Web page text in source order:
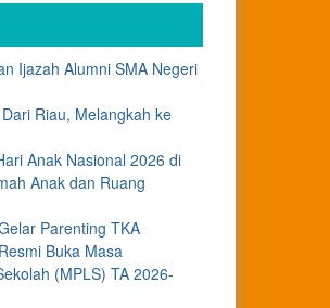
Ijazah Alumni SMA Negeri
Riau, Melangkah ke
Anak Nasional 2026 di
Anak dan Ruang
Parenting TKA
Buka Masa
(MPLS) TA 2026-